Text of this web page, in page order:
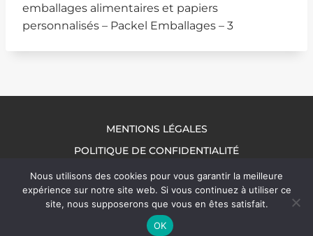
emballages alimentaires et papiers
personnalisés – Packel Emballages – 3
MENTIONS LÉGALES
POLITIQUE DE CONFIDENTIALITÉ
NOUS CONTACTER
Nous utilisons des cookies pour vous garantir la meilleure
expérience sur notre site web. Si vous continuez à utiliser ce
site, nous supposerons que vous en êtes satisfait.
OK